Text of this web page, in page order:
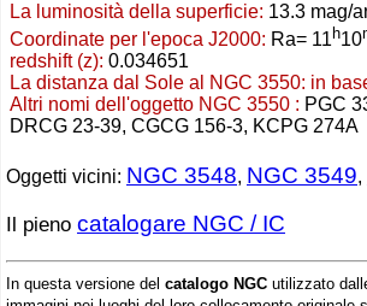
La luminosità della superficie: 13.3 mag/
Coordinate per l'epoca J2000: Ra= 11 h10
redshift (z): 0.034651
La distanza dal Sole al NGC 3550: in
Altri nomi dell'oggetto NGC 3550 : PGC
DRCG 23-39, CGCG 156-3, KCPG 274A
Oggetti vicini: NGC 3548, NGC 3549,
Il pieno catalogare NGC / IC
In questa versione del catalogo NGC utilizzato